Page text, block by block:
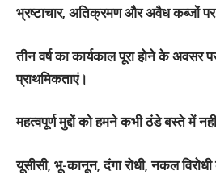
भ्रष्टाचार, अतिक्रमण और अवैध कब्जों पर
तीन वर्ष का कार्यकाल पूरा होने के अवसर
प्राथमिकताएं।
महत्वपूर्ण मुद्दों को हमने कभी ठंडे बस्ते में
यूसीसी, भू-कानून, दंगा रोधी, नकल